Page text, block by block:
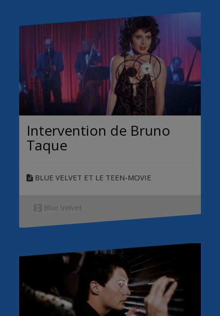
Intervention de Bruno
Taque
BLUE VELVET ET LE TEEN-MOVIE
Blue Velvet